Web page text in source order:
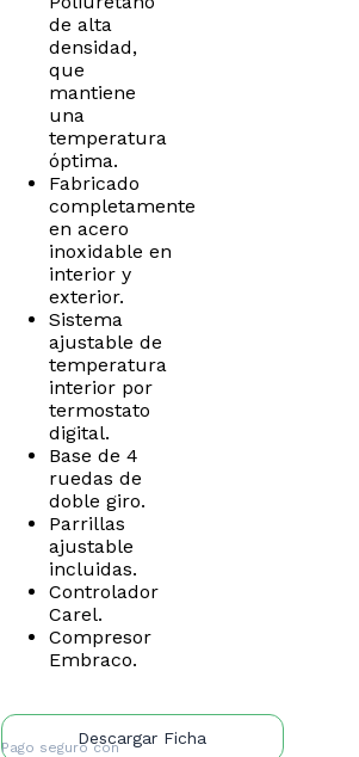
de alta
densidad,
que
mantiene
una
temperatura
óptima.
Fabricado
completamente
en acero
inoxidable en
interior y
exterior.
Sistema
ajustable de
temperatura
interior por
termostato
digital.
Base de 4
ruedas de
doble giro.
Parrillas
ajustable
incluidas.
Controlador
Carel.
Compresor
Embraco.
Descargar Ficha
Pago seguro con